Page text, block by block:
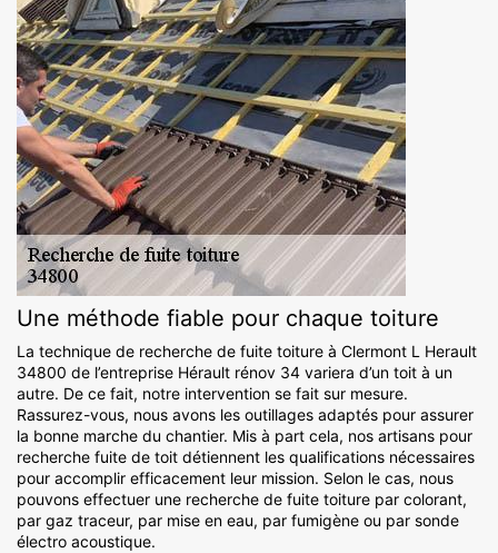
Une méthode fiable pour chaque toiture
La technique de recherche de fuite toiture à Clermont L Herault
34800 de l’entreprise Hérault rénov 34 variera d’un toit à un
autre. De ce fait, notre intervention se fait sur mesure.
Rassurez-vous, nous avons les outillages adaptés pour assurer
la bonne marche du chantier. Mis à part cela, nos artisans pour
recherche fuite de toit détiennent les qualifications nécessaires
pour accomplir efficacement leur mission. Selon le cas, nous
pouvons effectuer une recherche de fuite toiture par colorant,
par gaz traceur, par mise en eau, par fumigène ou par sonde
électro acoustique.